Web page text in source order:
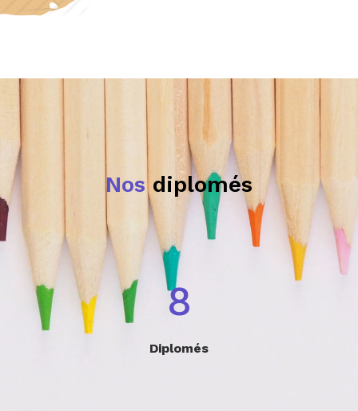
Nosdiplomés
10
Diplomés